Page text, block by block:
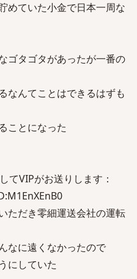
めていた小金で日本一周な
ゴタゴタがあったが一番の
なんてことはできるはずも
ことになった
てVIPがお送りします：
ただき零細運送会社の運転
なに遠くなかったので
にしていた